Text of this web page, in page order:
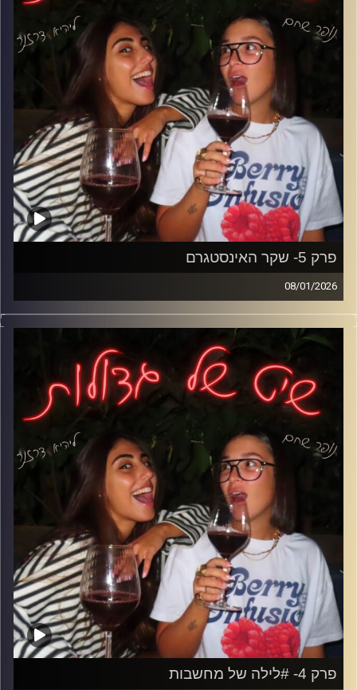
פרק 5- שקר האינסטגרם
08/01/2026
הסטורי מושלם, החיים פחות.
פוזות, קנאה, תשומת לב ולמה כולנו שם.
בלי פילטרים (כמעט).
קרדיט תמונות: נופר שחם
פרק 4- #לילה של מחשבות